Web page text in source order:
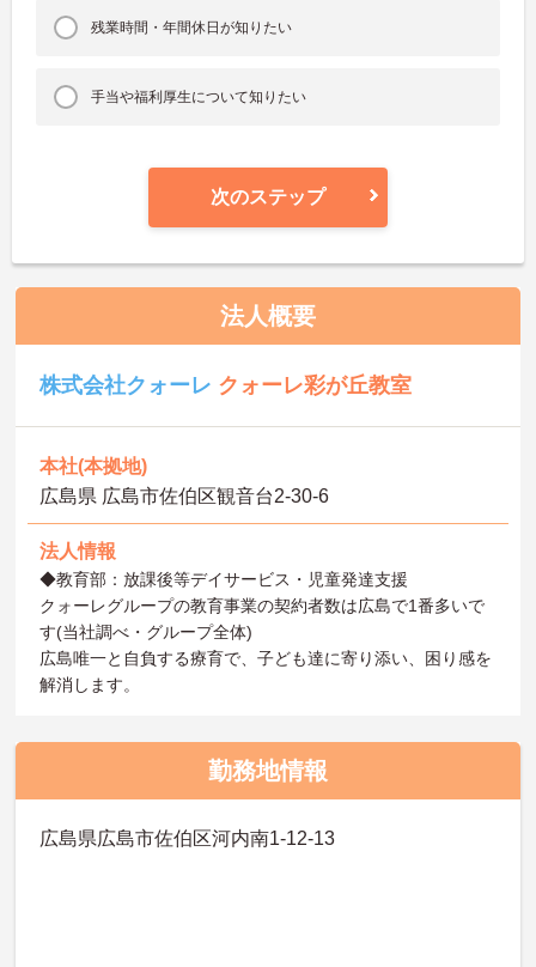
残業時間・年間休日が知りたい
手当や福利厚生について知りたい
次のステップ
法人概要
株式会社クォーレ クォーレ彩が丘教室
本社(本拠地)
広島県 広島市佐伯区観音台2-30-6
法人情報
◆教育部：放課後等デイサービス・児童発達支援
クォーレグループの教育事業の契約者数は広島で1番多いで
す(当社調べ・グループ全体)
広島唯一と自負する療育で、子ども達に寄り添い、困り感を
解消します。
勤務地情報
広島県広島市佐伯区河内南1-12-13